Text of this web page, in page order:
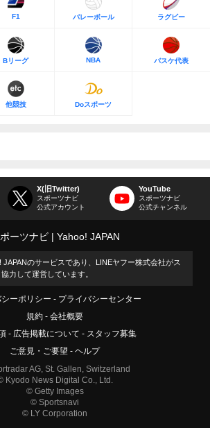
F1 バレーボール ラグビー
Bリーグ NBA バスケ代表
他競技 Doスポーツ
X(旧Twitter)
スポーツナビ
公式アカウント
YouTube
スポーツナビ
公式チャンネル
ーツナビ Yahoo! JAPAN
JAPANのサービスであり、LINEヤフー株式会社がス
力して運営しています。
ーポリシー
プライバシーセンター
規約
会社概要
広告掲載について
スタッフ募集
ご意見・ご要望
ヘルプ
AG, St. Gallen, Switzerland
Kyodo News Digital Co., Ltd.
© Getty Images
© Sportsnavi
© LY Corporation